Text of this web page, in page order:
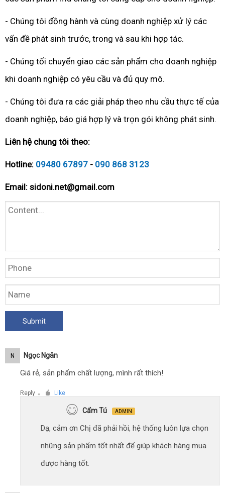
- Chúng tôi đồng hành và cùng doanh nghiệp xử lý các
vấn đề phát sinh trước, trong và sau khi hợp tác.
- Chúng tối chuyển giao các sản phẩm cho doanh nghiệp
khi doanh nghiệp có yêu cầu và đủ quy mô.
- Chúng tôi đưa ra các giải pháp theo nhu cầu thực tế của
doanh nghiệp, báo giá hợp lý và trọn gói không phát sinh.
Liên hệ chung tôi theo:
Hotline: 09480 67897 - 090 868 3123
Email: sidoni.net@gmail.com
N Ngọc Ngân
Giá rẻ, sản phẩm chất lượng, mình rất thích!
Reply ● Like
Cẩm Tú ADMIN
Dạ, cảm ơn Chị đã phải hồi, hệ thống luôn lựa chọn
những sản phẩm tốt nhất để giúp khách hàng mua
được hàng tốt.